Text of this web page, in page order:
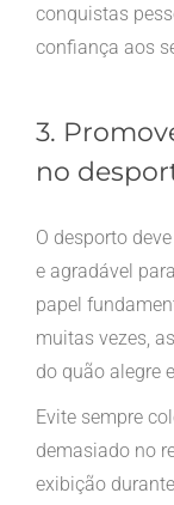
conquistas
confiança aos
3.
no
O desporto
e agradável
papel
muitas vezes,
do quão alegre
Evite sempre
demasiado no
exibição